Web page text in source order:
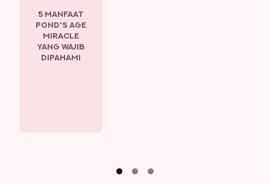
5 MANFAAT
POND'S AGE
MIRACLE
YANG WAJIB
DIPAHAMI